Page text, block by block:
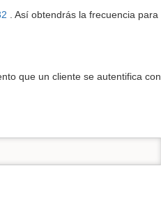
. Así obtendrás la frecuencia para
que un cliente se autentifica con